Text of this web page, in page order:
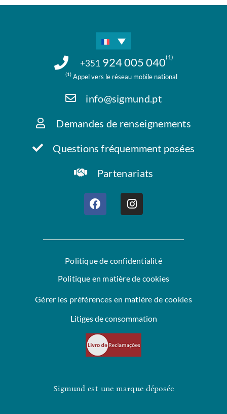
+351 924 005 040(1)
(1)Appel vers le réseau mobile national
info@sigmund.pt
Demandes de renseignements
Questions fréquemment posées
Partenariats
Politique de confidentialité
Politique en matière de cookies
Gérer les préférences en matière de cookies
Litiges de consommation
Sigmund est une marque déposée